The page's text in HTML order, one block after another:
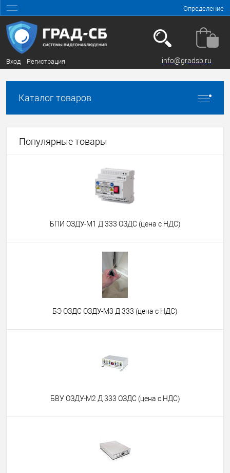
Определение
Вход Регистрация info@gradsb.ru
Каталог товаров
Популярные товары
БПИ ОЗДУ-М1 Д 333 ОЗДС (цена с НДС)
БЭ ОЗДС ОЗДУ-М3 Д 333 (цена с НДС)
БВУ ОЗДУ-М2 Д 333 ОЗДС (цена с НДС)